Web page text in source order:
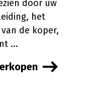
door uw
het
de koper,
...